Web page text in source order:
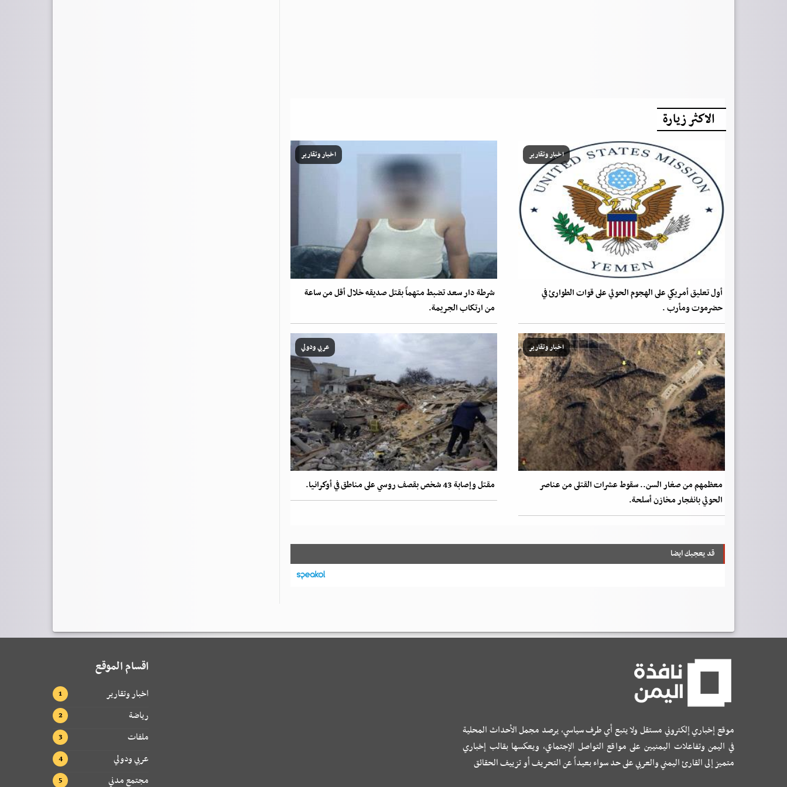
الاكثر زيارة
اخبار وتقارير
أول تعليق أمريكي على الهجوم الحوثي على قوات الطوارئ في
حضرموت ومأرب .
اخبار وتقارير
شرطة دار سعد تضبط متهماً بقتل صديقه خلال أقل من ساعة
من ارتكاب الجريمة.
اخبار وتقارير
معظمهم من صغار السن.. سقوط عشرات القتلى من عناصر
الحوثي بانفجار مخازن أسلحة.
عربي ودولي
مقتل وإصابة 43 شخص بقصف روسي على مناطق في أوكرانيا.
قد يعجبك ايضا
موقع إخباري إلكتروني مستقل ولا يتبع أي طرف سياسي، يرصد مجمل الأحداث المحلية
في اليمن وتفاعلات اليمنيين على مواقع التواصل الإجتماعي، ويعكسها بقالب إخباري
متميز إلى القارئ اليمني والعربي على حد سواء بعيداً عن التحريف أو تزييف الحقائق
اقسام الموقع
اخبار وتقارير
رياضة
ملفات
عربي ودولي
مجتمع مدني